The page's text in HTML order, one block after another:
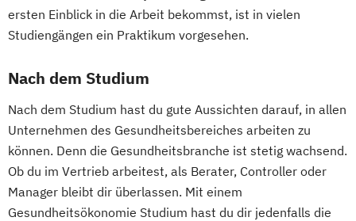
ersten Einblick in die Arbeit bekommst, ist in vielen
Studiengängen ein Praktikum vorgesehen.
Nach dem Studium
Nach dem Studium hast du gute Aussichten darauf, in allen
Unternehmen des Gesundheitsbereiches arbeiten zu
können. Denn die Gesundheitsbranche ist stetig wachsend.
Ob du im Vertrieb arbeitest, als Berater, Controller oder
Manager bleibt dir überlassen. Mit einem
Gesundheitsökonomie Studium hast du dir jedenfalls die